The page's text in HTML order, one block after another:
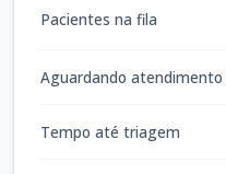
Pacientes na fila
Aguardando atendimento
Tempo até triagem